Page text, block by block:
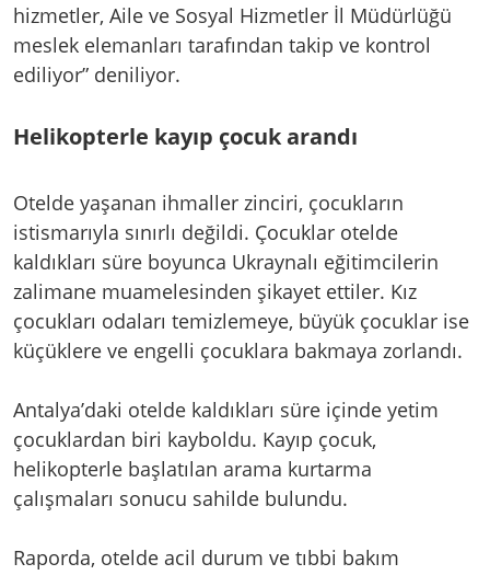
hizmetler, Aile ve Sosyal Hizmetler İl Müdürlüğü
meslek elemanları tarafından takip ve kontrol
ediliyor” deniliyor.
Helikopterle kayıp çocuk arandı
Otelde yaşanan ihmaller zinciri, çocukların
istismarıyla sınırlı değildi. Çocuklar otelde
kaldıkları süre boyunca Ukraynalı eğitimcilerin
zalimane muamelesinden şikayet ettiler. Kız
çocukları odaları temizlemeye, büyük çocuklar ise
küçüklere ve engelli çocuklara bakmaya zorlandı.
Antalya’daki otelde kaldıkları süre içinde yetim
çocuklardan biri kayboldu. Kayıp çocuk,
helikopterle başlatılan arama kurtarma
çalışmaları sonucu sahilde bulundu.
Raporda, otelde acil durum ve tıbbi bakım